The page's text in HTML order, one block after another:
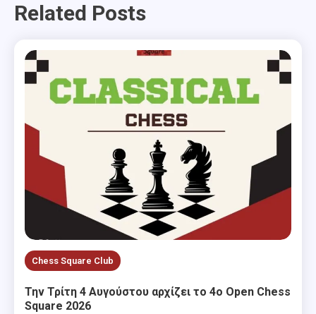
Related Posts
Chess Square Club
Την Τρίτη 4 Αυγούστου αρχίζει το 4ο Open Chess
Square 2026